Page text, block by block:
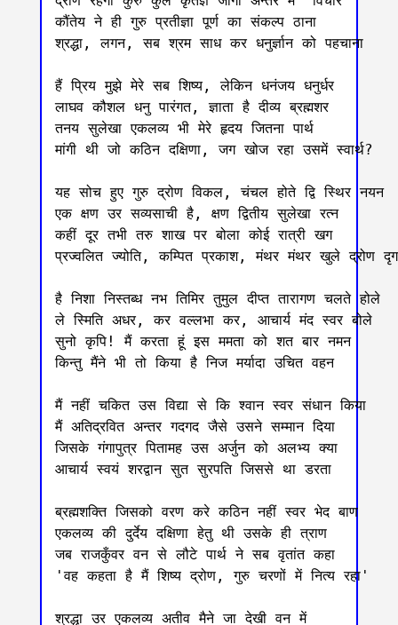
कौंतेय ने ही गुरु प्रतीज्ञा पूर्ण का संकल्प ठाना
श्रद्धा, लगन, सब श्रम साध कर धनुर्ज्ञान को पहचाना
हैं प्रिय मुझे मेरे सब शिष्य, लेकिन धनंजय धनुर्धर
लाघव कौशल धनु पारंगत, ज्ञाता है दीव्य ब्रह्मशर
तनय सुलेखा एकलव्य भी मेरे हृदय जितना पार्थ
मांगी थी जो कठिन दक्षिणा, जग खोज रहा उसमें स्वार्थ?
यह सोच हुए गुरु द्रोण विकल, चंचल होते द्वि स्थिर नयन
एक क्षण उर सव्यसाची है, क्षण द्वितीय सुलेखा रत्न
कहीं दूर तभी तरु शाख पर बोला कोई रात्री खग
प्रज्वलित ज्योति, कम्पित प्रकाश, मंथर मंथर खुले द्रोण दृग
है निशा निस्तब्ध नभ तिमिर तुमुल दीप्त तारागण चलते होले
ले स्मिति अधर, कर वल्लभा कर, आचार्य मंद स्वर बोले
सुनो कृपि! मैं करता हूं इस ममता को शत बार नमन
किन्तु मैंने भी तो किया है निज मर्यादा उचित वहन
मैं नहीं चकित उस विद्या से कि श्वान स्वर संधान किया
मैं अतिद्रवित अन्तर गदगद जैसे उसने सम्मान दिया
जिसके गंगापुत्र पितामह उस अर्जुन को अलभ्य क्या
आचार्य स्वयं शरद्वान सुत सुरपति जिससे था डरता
ब्रह्मशक्ति जिसको वरण करे कठिन नहीं स्वर भेद बाण
एकलव्य की दुर्देय दक्षिणा हेतु थी उसके ही त्राण
जब राजकुँवर वन से लौटे पार्थ ने सब वृतांत कहा
'वह कहता है मैं शिष्य द्रोण, गुरु चरणों में नित्य रहा'
श्रद्धा उर एकलव्य अतीव मैने जा देखी वन में